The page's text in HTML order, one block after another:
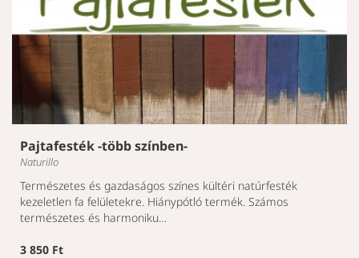
Pajtafesték -több színben-
Naturillo
Természetes és gazdaságos színes kültéri natúrfesték
kezeletlen fa felületekre. Hiánypótló termék. Számos
természetes és harmoniku…
3 850 Ft